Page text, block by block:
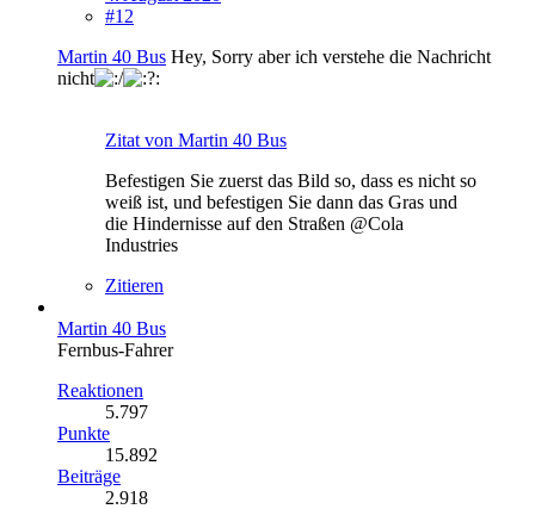
#12
Martin 40 Bus Hey, Sorry aber ich verstehe die Nachricht
nicht
Zitat von Martin 40 Bus
Befestigen Sie zuerst das Bild so, dass es nicht so
weiß ist, und befestigen Sie dann das Gras und
die Hindernisse auf den Straßen @Cola
Industries
Zitieren
Martin 40 Bus
Fernbus-Fahrer
Reaktionen
5.797
Punkte
15.892
Beiträge
2.918